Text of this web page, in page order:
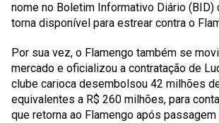
nome no Boletim Informativo Diário (BID)
torna disponível para estrear contra o
Por sua vez, o Flamengo também se
mercado e oficializou a contratação de
clube carioca desembolsou 42 milhões
equivalentes a R$ 260 milhões, para
que retorna ao Flamengo após